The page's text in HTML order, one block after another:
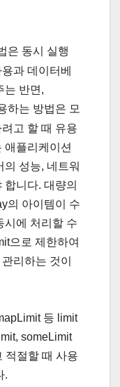
은 동시 실행
과 데이터베
는 반면,
하는 방법은 모
고 할 때 유용
애플리케이션
의 성능, 네트워
합니다. 대량의
의 아이템이 수
시에 처리할 수
으로 제한하여
리하는 것이
등 limit
someLimit
적절할 때 사용
.